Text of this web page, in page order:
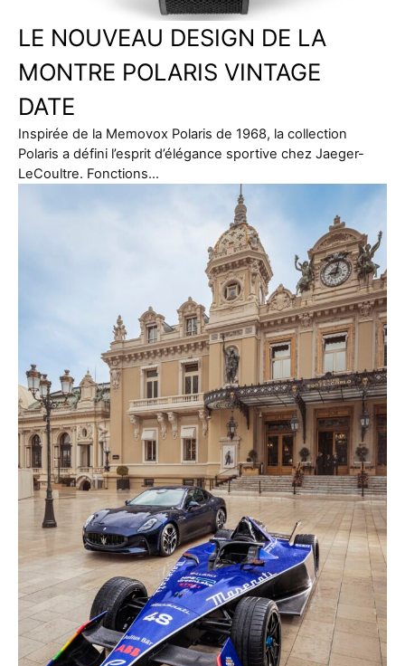
LE NOUVEAU DESIGN DE LA
MONTRE POLARIS VINTAGE
DATE
Inspirée de la Memovox Polaris de 1968, la collection
Polaris a défini l’esprit d’élégance sportive chez Jaeger-
LeCoultre. Fonctions…